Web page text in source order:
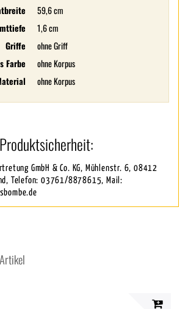
59,6 cm
1,6 cm
Griffe
ohne Griff
Farbe
ohne Korpus
ohne Korpus
GmbH & Co. KG, Mühlenstr. 6, 08412
Telefon: 03761/8878615, Mail: